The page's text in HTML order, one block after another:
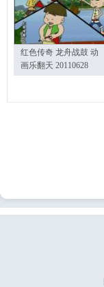
红色传奇 龙舟战鼓 动
画乐翻天 20110628